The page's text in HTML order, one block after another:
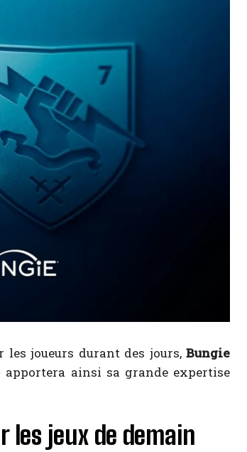
les joueurs durant des jours, Bungie
ainsi sa grande expertise
les jeux de demain